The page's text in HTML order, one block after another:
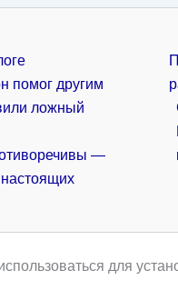
помог другим
ложный
—
для